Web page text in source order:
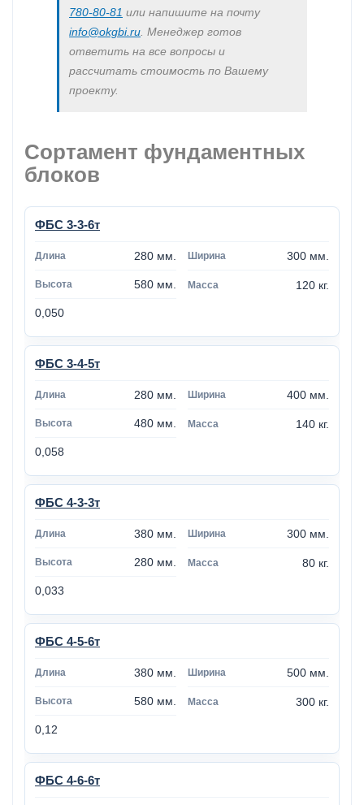
780-80-81 или напишите на почту
info@okgbi.ru . Менеджер готов
ответить на все вопросы и
рассчитать стоимость по Вашему
проекту.
Сортамент фундаментных
блоков
ФБС 3-3-6т
280 мм. 300 мм.
580 мм. 120 кг.
0,050
ФБС 3-4-5т
280 мм. 400 мм.
480 мм. 140 кг.
0,058
ФБС 4-3-3т
380 мм. 300 мм.
280 мм. 80 кг.
0,033
ФБС 4-5-6т
380 мм. 500 мм.
580 мм. 300 кг.
0,12
ФБС 4-6-6т